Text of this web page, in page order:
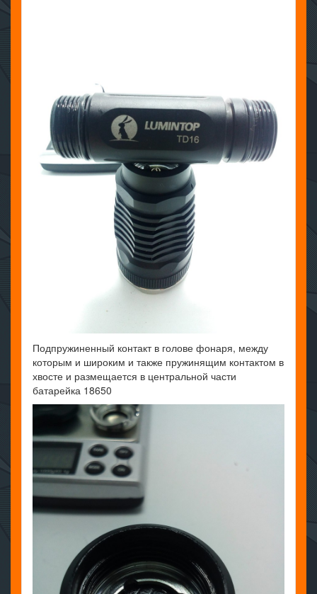
Подпружиненный контакт в голове фонаря, между
которым и широким и также пружинящим контактом в
хвосте и размещается в центральной части
батарейка 18650